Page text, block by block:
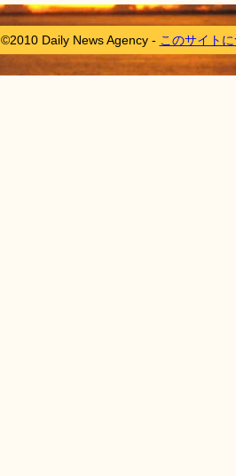
©2010 Daily News Agency - このサイト